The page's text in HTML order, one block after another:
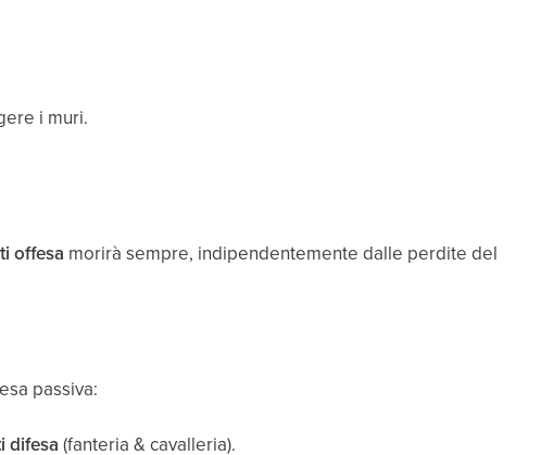
i muri.
offesa morirà sempre, indipendentemente dalle perdite del
passiva:
difesa (fanteria & cavalleria).